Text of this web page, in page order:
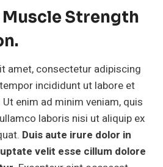
Muscle Strength
amet, consectetur adipiscing
incididunt ut labore et
enim ad minim veniam, quis
laboris nisi ut aliquip ex
Duis aute irure dolor in
velit esse cillum dolore